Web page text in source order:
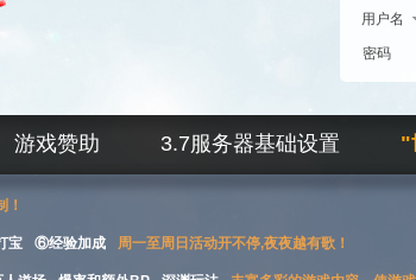
用户名
密码
游戏赞助 3.7服务器基础设置 "
！
宝 ⑥经验加成 周一至周日活动开不停,夜夜越有歌！